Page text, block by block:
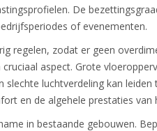
De
of evenementen.
regelen, zodat er geen
aspect. Grote
slechte luchtverdeling kan
en de algehele prestaties van
in bestaande gebouwen.